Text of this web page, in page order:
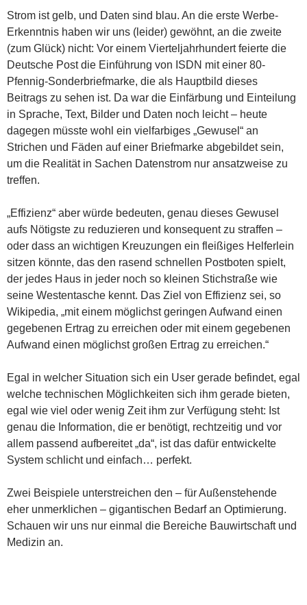
Strom ist gelb, und Daten sind blau. An die erste Werbe-
Erkenntnis haben wir uns (leider) gewöhnt, an die zweite
(zum Glück) nicht: Vor einem Vierteljahrhundert feierte die
Deutsche Post die Einführung von ISDN mit einer 80-
Pfennig-Sonderbriefmarke, die als Hauptbild dieses
Beitrags zu sehen ist. Da war die Einfärbung und Einteilung
in Sprache, Text, Bilder und Daten noch leicht – heute
dagegen müsste wohl ein vielfarbiges „Gewusel“ an
Strichen und Fäden auf einer Briefmarke abgebildet sein,
um die Realität in Sachen Datenstrom nur ansatzweise zu
treffen.
„Effizienz“ aber würde bedeuten, genau dieses Gewusel
aufs Nötigste zu reduzieren und konsequent zu straffen –
oder dass an wichtigen Kreuzungen ein fleißiges Helferlein
sitzen könnte, das den rasend schnellen Postboten spielt,
der jedes Haus in jeder noch so kleinen Stichstraße wie
seine Westentasche kennt. Das Ziel von Effizienz sei, so
Wikipedia, „mit einem möglichst geringen Aufwand einen
gegebenen Ertrag zu erreichen oder mit einem gegebenen
Aufwand einen möglichst großen Ertrag zu erreichen.“
Egal in welcher Situation sich ein User gerade befindet, egal
welche technischen Möglichkeiten sich ihm gerade bieten,
egal wie viel oder wenig Zeit ihm zur Verfügung steht: Ist
genau die Information, die er benötigt, rechtzeitig und vor
allem passend aufbereitet „da“, ist das dafür entwickelte
System schlicht und einfach… perfekt.
Zwei Beispiele unterstreichen den – für Außenstehende
eher unmerklichen – gigantischen Bedarf an Optimierung.
Schauen wir uns nur einmal die Bereiche Bauwirtschaft und
Medizin an.